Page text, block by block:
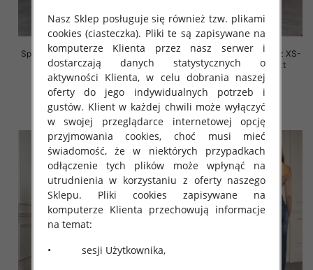
Spodnie damskie jeansy Roz XS-
XL, 1 Kolor Paczka 12 szt
55.00 zł
szczegóły
Spodnie damskie jeansy Roz XS-
XL, 1 Kolor Paczka 12 szt
54.00 zł
szczegóły
Nasz Sklep posługuje się również tzw. plikami
cookies (ciasteczka). Pliki te są zapisywane na
komputerze Klienta przez nasz serwer i
dostarczają danych statystycznych o
aktywności Klienta, w celu dobrania naszej
oferty do jego indywidualnych potrzeb i
gustów. Klient w każdej chwili może wyłączyć
w swojej przeglądarce internetowej opcję
przyjmowania cookies, choć musi mieć
świadomość, że w niektórych przypadkach
odłączenie tych plików może wpłynąć na
utrudnienia w korzystaniu z oferty naszego
Sklepu. Pliki cookies zapisywane na
komputerze Klienta przechowują informacje
na temat:
• sesji Użytkownika,